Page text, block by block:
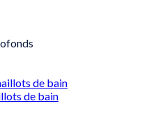
de bain
de bain